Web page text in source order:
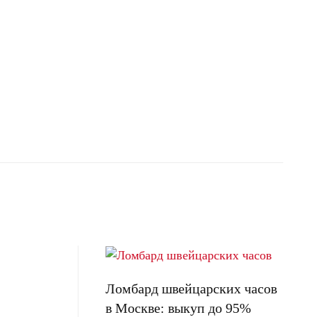
Ломбард швейцарских часов
в Москве: выкуп до 95%